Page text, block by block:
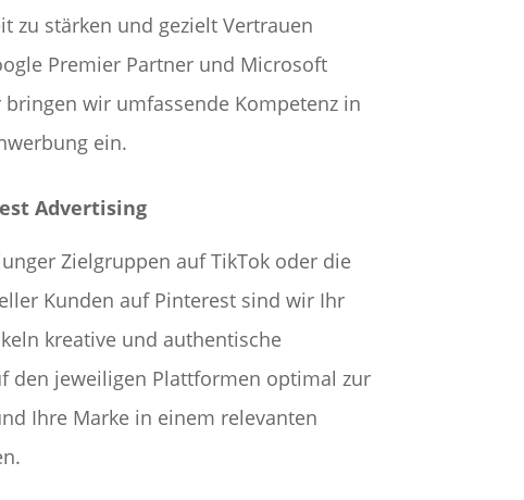
zu stärken und gezielt Vertrauen
Premier Partner und Microsoft
wir umfassende Kompetenz in
ein.
Advertising
Zielgruppen auf TikTok oder die
Kunden auf Pinterest sind wir Ihr
kreative und authentische
den jeweiligen Plattformen optimal zur
Ihre Marke in einem relevanten